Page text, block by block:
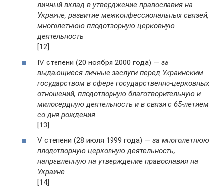
личный вклад в утверджение православия на
Украине, развитие межконфессиональных связей,
многолетнюю плодотворную церковную
деятельность
[12]
IV степени (20 ноября 2000 года) — за
выдающиеся личные заслуги перед Украинским
государством в сфере государственно-церковных
отношений, плодотворную благотворительную и
милосердную деятельность и в связи с 65-летием
со дня рождения
[13]
V степени (28 июля 1999 года) — за многолетнюю
плодотворную церковную деятельность,
направленную на утверждение православия на
Украине
[14]